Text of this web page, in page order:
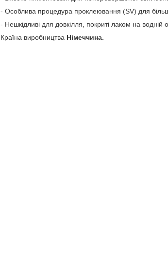
- Особлива процедура проклеювання (SV) для
- Нешкідливі для довкілля, покриті лаком на водній
Країна виробництва Німеччина.